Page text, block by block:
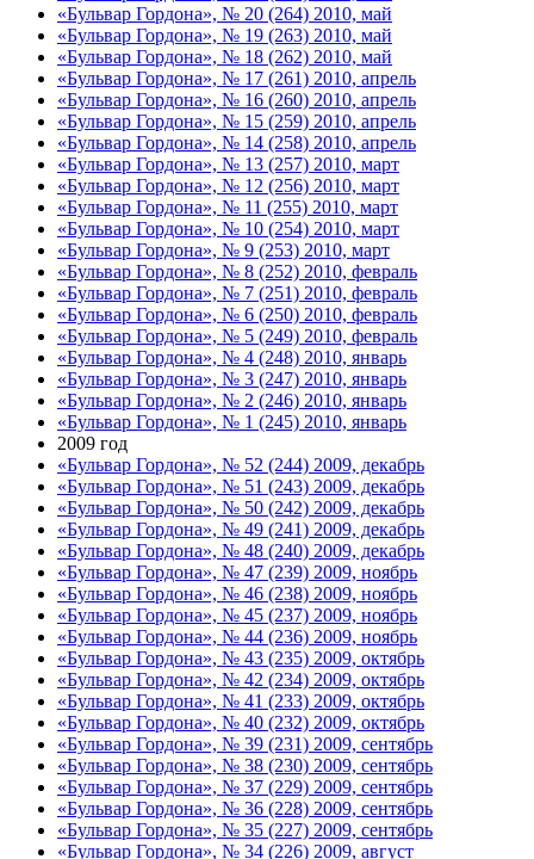
«Бульвар Гордона», № 20 (264) 2010, май
«Бульвар Гордона», № 19 (263) 2010, май
«Бульвар Гордона», № 18 (262) 2010, май
«Бульвар Гордона», № 17 (261) 2010, апрель
«Бульвар Гордона», № 16 (260) 2010, апрель
«Бульвар Гордона», № 15 (259) 2010, апрель
«Бульвар Гордона», № 14 (258) 2010, апрель
«Бульвар Гордона», № 13 (257) 2010, март
«Бульвар Гордона», № 12 (256) 2010, март
«Бульвар Гордона», № 11 (255) 2010, март
«Бульвар Гордона», № 10 (254) 2010, март
«Бульвар Гордона», № 9 (253) 2010, март
«Бульвар Гордона», № 8 (252) 2010, февраль
«Бульвар Гордона», № 7 (251) 2010, февраль
«Бульвар Гордона», № 6 (250) 2010, февраль
«Бульвар Гордона», № 5 (249) 2010, февраль
«Бульвар Гордона», № 4 (248) 2010, январь
«Бульвар Гордона», № 3 (247) 2010, январь
«Бульвар Гордона», № 2 (246) 2010, январь
«Бульвар Гордона», № 1 (245) 2010, январь
2009 год
«Бульвар Гордона», № 52 (244) 2009, декабрь
«Бульвар Гордона», № 51 (243) 2009, декабрь
«Бульвар Гордона», № 50 (242) 2009, декабрь
«Бульвар Гордона», № 49 (241) 2009, декабрь
«Бульвар Гордона», № 48 (240) 2009, декабрь
«Бульвар Гордона», № 47 (239) 2009, ноябрь
«Бульвар Гордона», № 46 (238) 2009, ноябрь
«Бульвар Гордона», № 45 (237) 2009, ноябрь
«Бульвар Гордона», № 44 (236) 2009, ноябрь
«Бульвар Гордона», № 43 (235) 2009, октябрь
«Бульвар Гордона», № 42 (234) 2009, октябрь
«Бульвар Гордона», № 41 (233) 2009, октябрь
«Бульвар Гордона», № 40 (232) 2009, октябрь
«Бульвар Гордона», № 39 (231) 2009, сентябрь
«Бульвар Гордона», № 38 (230) 2009, сентябрь
«Бульвар Гордона», № 37 (229) 2009, сентябрь
«Бульвар Гордона», № 36 (228) 2009, сентябрь
«Бульвар Гордона», № 35 (227) 2009, сентябрь
«Бульвар Гордона», № 34 (226) 2009, август